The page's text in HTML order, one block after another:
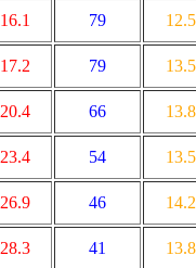
16.1 79
12.5
17.2 79
13.5
20.4 66
13.8
23.4 54
13.5
26.9 46
14.2
28.3 41
13.8